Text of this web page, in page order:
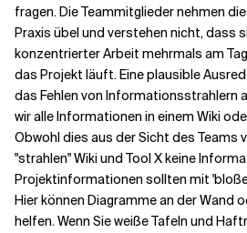
fragen. Die Teammitglieder nehmen
Praxis übel und verstehen nicht, dass
konzentrierter Arbeit mehrmals am
das Projekt läuft. Eine plausible
das Fehlen von Informationsstrahlern
wir alle Informationen in einem Wiki
Obwohl dies aus der Sicht des Teams
"strahlen" Wiki und Tool X keine
Projektinformationen sollten mit
Hier können Diagramme an der Wand
helfen. Wenn Sie weiße Tafeln und